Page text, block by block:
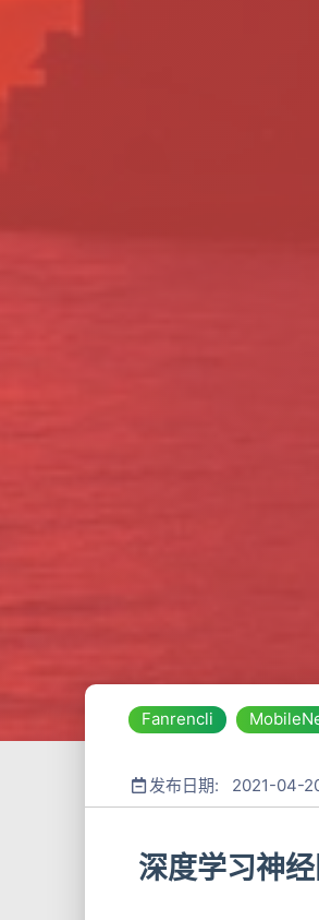
Fanrencli
发布日期: 2021-04-
深度学习神经